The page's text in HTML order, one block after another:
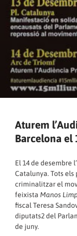
Aturem
Barcelona el
El 14 de desembre
Catalunya. Tots
criminalitzar el
feixista Manos
fiscal Teresa
diputats2 del
de juny.